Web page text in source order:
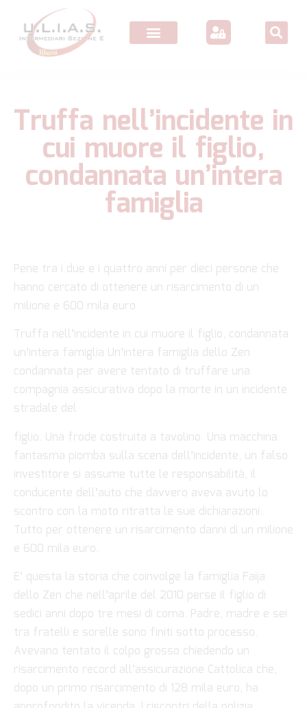
Truffa nell’incidente in
cui muore il figlio,
condannata un’intera
famiglia
Pene tra i due e i quattro anni per dieci persone che
hanno cercato di ottenere un risarcimento di un
milione e 600 mila euro
Truffa nell’incidente in cui muore il figlio, condannata
un’intera famiglia Un’intera famiglia dello Zen
condannata per avere tentato di truffare una
compagnia assicurativa dopo la morte in un incidente
stradale del
figlio. Una frode costruita a tavolino. Una macchina
fantasma piomba sulla scena dell’incidente, un falso
investitore si assume tutte le responsabilità, il
conducente dell’auto che davvero aveva avuto lo
scontro con la moto ritratta le sue dichiarazioni.
Tutto per ottenere un risarcimento danni di un milione
e 600 mila euro.
E’ questa la storia che coinvolge la famiglia Faija
dello Zen che nell’aprile del 2010 perse il figlio di
sedici anni dopo tre mesi di coma. Padre, madre e sei
tra fratelli e sorelle sono finiti sotto processo.
Avevano tentato il colpo grosso chiedendo un
risarcimento record all’assicurazione Cattolica che,
dopo un primo risarcimento di 128 mila euro, ha